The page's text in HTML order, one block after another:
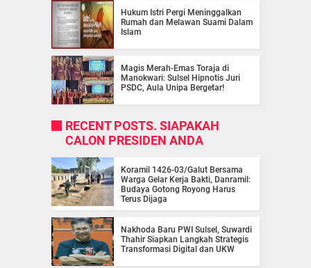
Hukum Istri Pergi Meninggalkan
Rumah dan Melawan Suami Dalam
Islam
Magis Merah-Emas Toraja di
Manokwari: Sulsel Hipnotis Juri
PSDC, Aula Unipa Bergetar!
RECENT POSTS. SIAPAKAH
CALON PRESIDEN ANDA
Koramil 1426-03/Galut Bersama
Warga Gelar Kerja Bakti, Danramil:
Budaya Gotong Royong Harus
Terus Dijaga
Nakhoda Baru PWI Sulsel, Suwardi
Thahir Siapkan Langkah Strategis
Transformasi Digital dan UKW